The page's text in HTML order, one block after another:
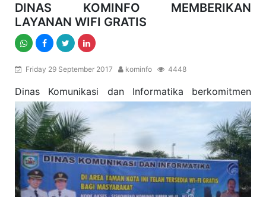
DINAS KOMINFO MEMBERIKAN
LAYANAN WIFI GRATIS
Friday 29 September 2017 kominfo 4448
Dinas Komunikasi dan Informatika berkomitmen